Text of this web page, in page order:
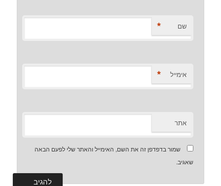
שם *
אימייל *
אתר
שמור בדפדפן זה את השם, האימייל והאתר שלי לפעם הבאה
שאגיב.